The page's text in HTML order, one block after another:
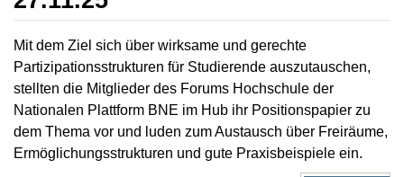
Wechseln zu:Navigation,Suche
Mit dem Ziel sich über wirksame und gerechte
Partizipationsstrukturen für Studierende auszutauschen,
stellten die Mitglieder des Forums Hochschule der
Nationalen Plattform BNE im Hub ihr Positionspapier zu
dem Thema vor und luden zum Austausch über Freiräume,
Ermöglichungsstrukturen und gute Praxisbeispiele ein.